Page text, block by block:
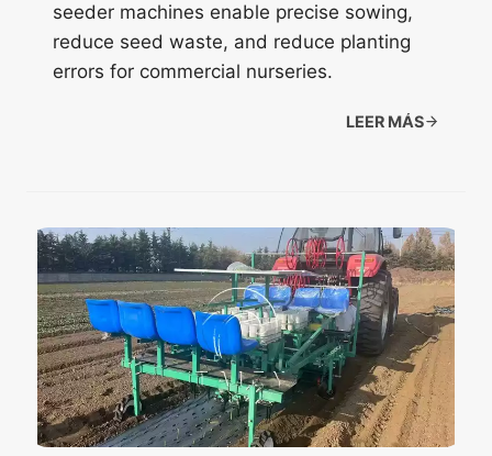
seeder machines enable precise sowing,
reduce seed waste, and reduce planting
errors for commercial nurseries.
LEER MÁS